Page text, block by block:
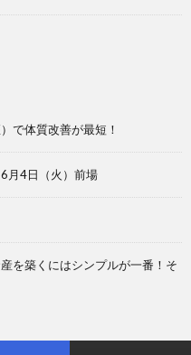
で体質改善が最短！
月4日（火）前場
を築くにはシンプルが一番！そ